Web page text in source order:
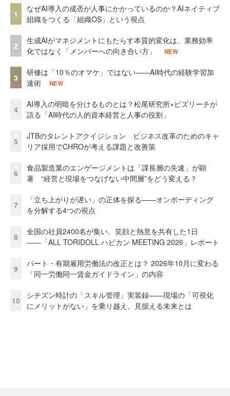
1
なぜAI導入の成否が人事にかかっているのか？AIネイティブ
組織をつくる「組織OS」という視点
2
生成AIがマネジメントにもたらす本質的変化は、業務効率
化ではなく「メンバーへの向き合い方」
NEW
3
研修は「10％のオマケ」ではない——AI時代の経験学習加
速術
NEW
4
AI導入の明暗を分けるものとは？松尾研究所×ビズリーチが
語る「AI時代の人的資本経営と人事の役割」
5
JTBのタレントアクイジション ビジネス改革のためのキャ
リア採用でCHROが考える課題と改善策
6
食品製造業のエンゲージメントは「課長層の失速」が顕
著 “経営と現場をつなげない中間層”をどう変える？
7
「立ち上がりが遅い」の正体を探る——オンボーディング
を分解する4つの視点
8
全国の社員2400名が集い、笑顔と熱意を共有した1日
――「ALL TORIDOLL ハピカン MEETING 2026」レポート
9
パート・有期雇用労働法の改正とは？ 2026年10月に変わる
「同一労働同一賃金ガイドライン」の内容
10
シチズン時計の「スキル管理」実装録——現場の「可視化
にメリットがない」を乗り越え、見据える未来とは